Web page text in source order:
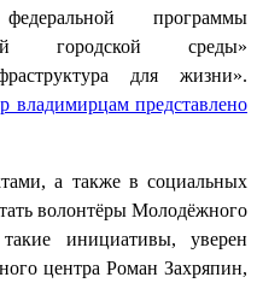
программы
городской среды»
для жизни».
представлено
а также в социальных
волонтёры Молодёжного
инициативы, уверен
центра Роман Захряпин,